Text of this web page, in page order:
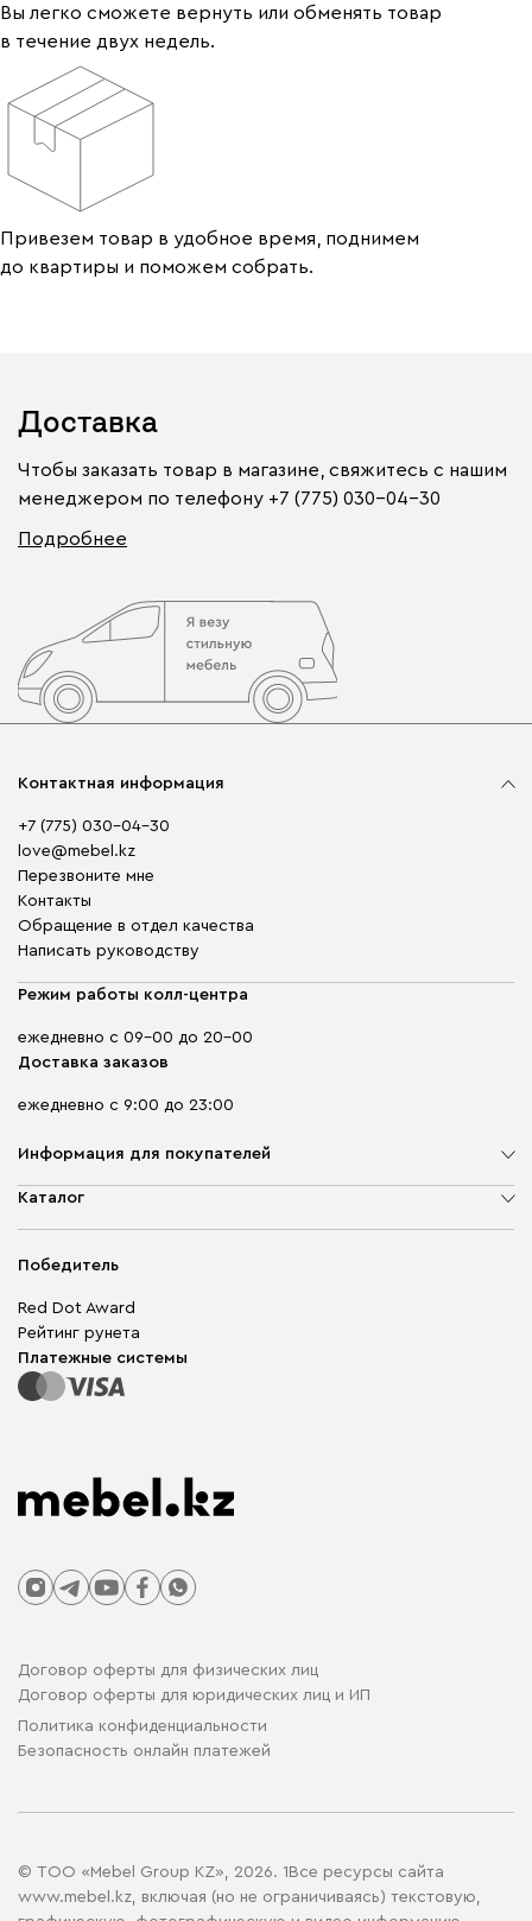
Вы легко сможете вернуть или обменять товар
в течение двух недель.
Привезем товар в удобное время, поднимем
до квартиры и поможем собрать.
Доставка
Чтобы заказать товар в магазине, свяжитесь с нашим
менеджером по телефону +7 (775) 030-04-30
Подробнее
Контактная информация
+7 (775) 030-04-30
love@mebel.kz
Перезвоните мне
Контакты
Обращение в отдел качества
Написать руководству
Режим работы колл-центра
ежедневно с 09-00 до 20-00
Доставка заказов
ежедневно с 9:00 до 23:00
Информация для покупателей
О компании
Гарантия
Для бизнеса
Карта сайта
Каталог
Корпусная мебель
Модульная мебель
Столы и стулья
Победитель
Red Dot Award
Рейтинг рунета
Платежные системы
Договор оферты для физических лиц
Договор оферты для юридических лиц и ИП
Политика конфиденциальности
Безопасность онлайн платежей
© ТОО «Mebel Group KZ», 2026. 1Все ресурсы сайта
www.mebel.kz, включая (но не ограничиваясь) текстовую,